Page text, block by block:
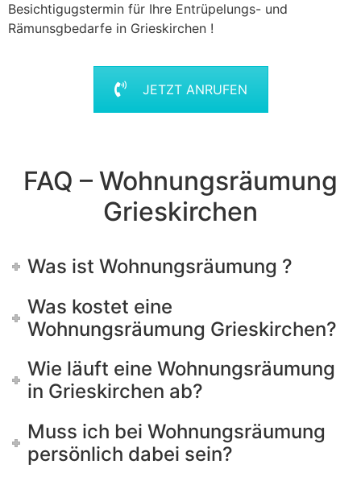
Besichtigugstermin für Ihre Entrüpelungs- und
Rämunsgbedarfe in Grieskirchen !
JETZT ANRUFEN
FAQ – Wohnungsräumung
Grieskirchen
Was ist Wohnungsräumung ?
Was kostet eine
Wohnungsräumung Grieskirchen?
Wie läuft eine Wohnungsräumung
in Grieskirchen ab?
Muss ich bei Wohnungsräumung
persönlich dabei sein?